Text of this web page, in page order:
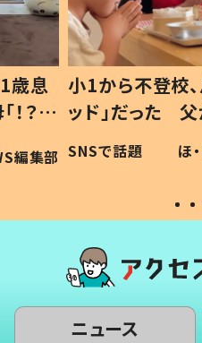
フテ
食”を
編集部
ひ孫にデレデ
が、抱っこする
「涙が出ました
い」
ほ
ニュース